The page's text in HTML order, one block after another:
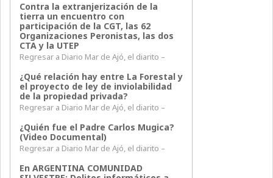
Contra la extranjerización de la
tierra un encuentro con
participación de la CGT, las 62
Organizaciones Peronistas, las dos
CTA y la UTEP
Regresar a Diario Mar de Ajó, el diarito –
¿Qué relación hay entre La Forestal y
el proyecto de ley de inviolabilidad
de la propiedad privada?
Regresar a Diario Mar de Ajó, el diarito –
¿Quién fue el Padre Carlos Mugica?
(Video Documental)
Regresar a Diario Mar de Ajó, el diarito –
En ARGENTINA COMUNIDAD